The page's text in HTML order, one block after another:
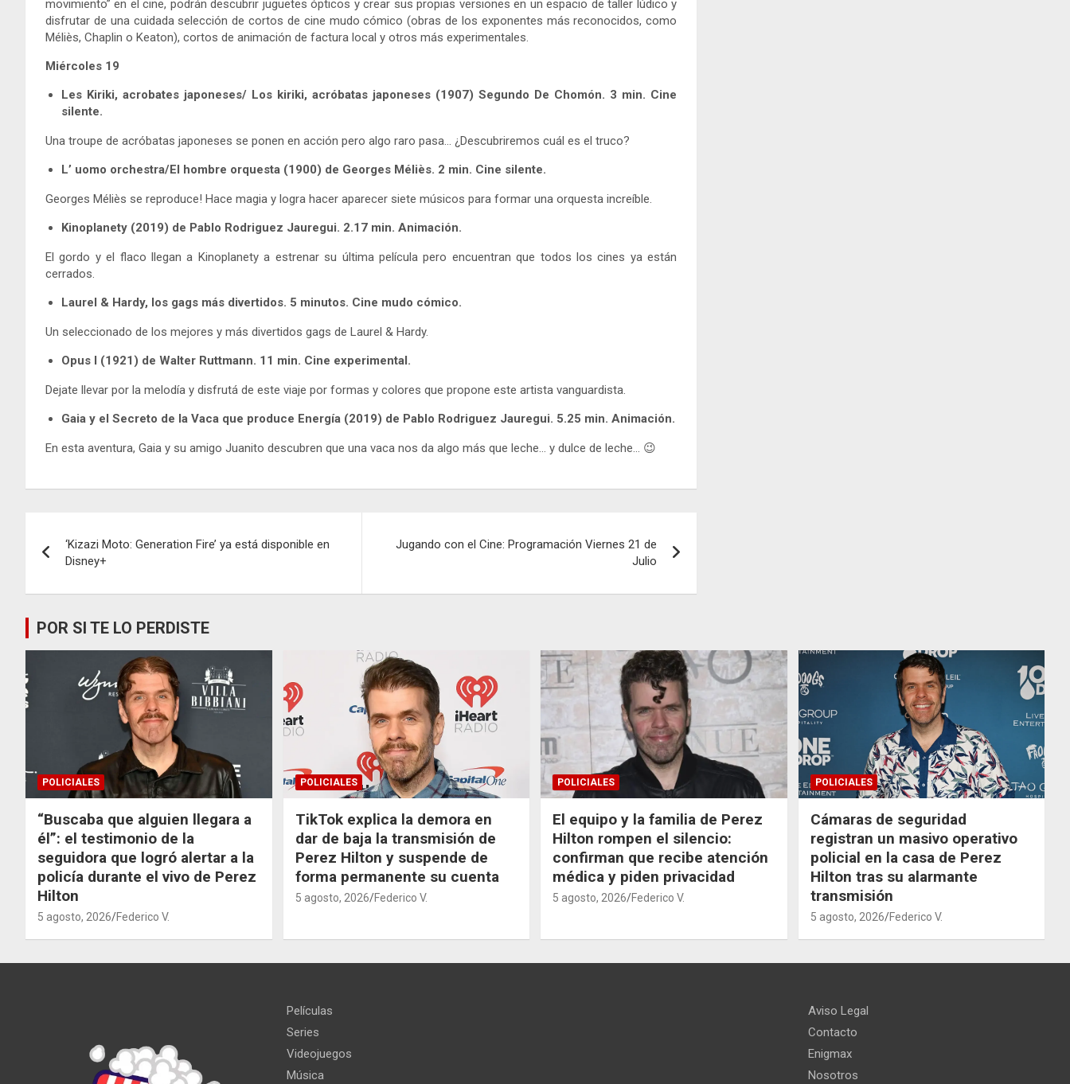
movimiento” en el cine, podrán descubrir juguetes ópticos y crear sus propias versiones en un espacio de taller lúdico y
disfrutar de una cuidada selección de cortos de cine mudo cómico (obras de los exponentes más reconocidos, como
Méliès, Chaplin o Keaton), cortos de animación de factura local y otros más experimentales.
Miércoles 19
Les Kiriki, acrobates japoneses/ Los kiriki, acróbatas japoneses (1907) Segundo De Chomón. 3 min. Cine
silente.
Una troupe de acróbatas japoneses se ponen en acción pero algo raro pasa… ¿Descubriremos cuál es el truco?
L’ uomo orchestra/El hombre orquesta (1900) de Georges Méliès. 2 min. Cine silente.
Georges Méliès se reproduce! Hace magia y logra hacer aparecer siete músicos para formar una orquesta increíble.
Kinoplanety (2019) de Pablo Rodriguez Jauregui. 2.17 min. Animación.
El gordo y el flaco llegan a Kinoplanety a estrenar su última película pero encuentran que todos los cines ya están
cerrados.
Laurel & Hardy, los gags más divertidos. 5 minutos. Cine mudo cómico.
Un seleccionado de los mejores y más divertidos gags de Laurel & Hardy.
Opus I (1921) de Walter Ruttmann. 11 min. Cine experimental.
Dejate llevar por la melodía y disfrutá de este viaje por formas y colores que propone este artista vanguardista.
Gaia y el Secreto de la Vaca que produce Energía (2019) de Pablo Rodriguez Jauregui. 5.25 min. Animación.
En esta aventura, Gaia y su amigo Juanito descubren que una vaca nos da algo más que leche… y dulce de leche… 😉
de
entradas
‘Kizazi Moto: Generation Fire’ ya está disponible en
Disney+
Jugando con el Cine: Programación Viernes 21 de
Julio
POR SI TE LO PERDISTE
POLICIALES
“Buscaba que alguien llegara a
él”: el testimonio de la
seguidora que logró alertar a la
policía durante el vivo de Perez
Hilton
5 agosto, 2026 Federico V.
POLICIALES
TikTok explica la demora en
dar de baja la transmisión de
Perez Hilton y suspende de
forma permanente su cuenta
5 agosto, 2026 Federico V.
POLICIALES
El equipo y la familia de Perez
Hilton rompen el silencio:
confirman que recibe atención
médica y piden privacidad
5 agosto, 2026 Federico V.
POLICIALES
Cámaras de seguridad
registran un masivo operativo
policial en la casa de Perez
Hilton tras su alarmante
transmisión
5 agosto, 2026 Federico V.
Películas
Series
Videojuegos
Música
Aviso Legal
Contacto
Enigmax
Nosotros